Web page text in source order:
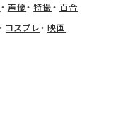
声優 特撮
百合
コスプレ
映画